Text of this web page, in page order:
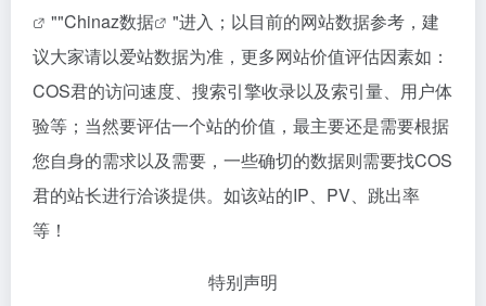
""Chinaz数据
"进入；以目前的网站数据参考，建
议大家请以爱站数据为准，更多网站价值评估因素如：
COS君的访问速度、搜索引擎收录以及索引量、用户体
验等；当然要评估一个站的价值，最主要还是需要根据
您自身的需求以及需要，一些确切的数据则需要找COS
君的站长进行洽谈提供。如该站的IP、PV、跳出率
等！
特别声明